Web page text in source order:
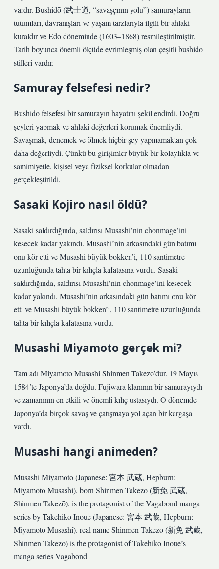
vardır. Bushidō (武士道, “savaşçının yolu”) samurayların
tutumları, davranışları ve yaşam tarzlarıyla ilgili bir ahlaki
kuraldır ve Edo döneminde (1603–1868) resmileştirilmiştir.
Tarih boyunca önemli ölçüde evrimleşmiş olan çeşitli bushido
stilleri vardır.
Samuray felsefesi nedir?
Bushido felsefesi bir samurayın hayatını şekillendirdi. Doğru
şeyleri yapmak ve ahlaki değerleri korumak önemliydi.
Savaşmak, denemek ve ölmek hiçbir şey yapmamaktan çok
daha değerliydi. Çünkü bu girişimler büyük bir kolaylıkla ve
samimiyetle, kişisel veya fiziksel korkular olmadan
gerçekleştirildi.
Sasaki Kojiro nasıl öldü?
Sasaki saldırdığında, saldırısı Musashi’nin chonmage’ini
kesecek kadar yakındı. Musashi’nin arkasındaki gün batımı
onu kör etti ve Musashi büyük bokken’i, 110 santimetre
uzunluğunda tahta bir kılıçla kafatasına vurdu. Sasaki
saldırdığında, saldırısı Musashi’nin chonmage’ini kesecek
kadar yakındı. Musashi’nin arkasındaki gün batımı onu kör
etti ve Musashi büyük bokken’i, 110 santimetre uzunluğunda
tahta bir kılıçla kafatasına vurdu.
Musashi Miyamoto gerçek mi?
Tam adı Miyamoto Musashi Shinmen Takezo’dur. 19 Mayıs
1584’te Japonya’da doğdu. Fujiwara klanının bir samurayıydı
ve zamanının en etkili ve önemli kılıç ustasıydı. O dönemde
Japonya’da birçok savaş ve çatışmaya yol açan bir kargaşa
vardı.
Musashi hangi animeden?
Musashi Miyamoto (Japanese: 宮本 武蔵, Hepburn:
Miyamoto Musashi), born Shinmen Takezo (新免 武蔵,
Shinmen Takezō), is the protagonist of the Vagabond manga
series by Takehiko Inoue (Japanese: 宮本 武蔵, Hepburn:
Miyamoto Musashi). real name Shinmen Takezo (新免 武蔵,
Shinmen Takezō) is the protagonist of Takehiko Inoue’s
manga series Vagabond.